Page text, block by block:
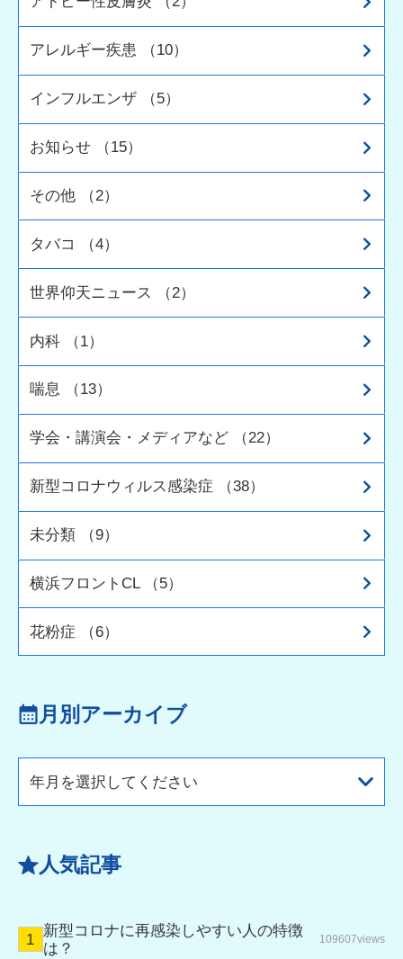
アレルギー疾患 （10）
インフルエンザ （5）
お知らせ （15）
その他 （2）
タバコ （4）
世界仰天ニュース （2）
内科 （1）
喘息 （13）
学会・講演会・メディアなど （22）
新型コロナウィルス感染症 （38）
未分類 （9）
横浜フロントCL （5）
花粉症 （6）
月別アーカイブ
年月を選択してください
人気記事
新型コロナに再感染しやすい人の特徴
は？
109607views